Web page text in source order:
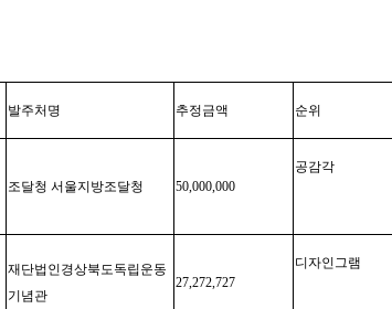
발주처명 추정금액 순위
조달청 서울지방조달청 50,000,000
공감각
재단법인경상북도독립운동
기념관
27,272,727
디자인그램